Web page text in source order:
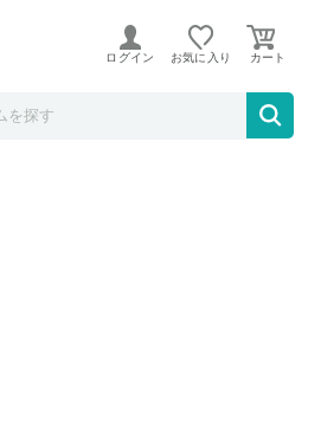
ります。
ログイン お気に入り
りクッション クッション